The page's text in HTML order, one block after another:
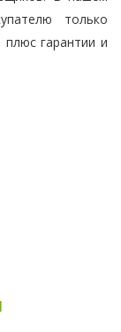
только
гарантии и